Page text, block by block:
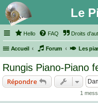
Le
Hello FAQ Droits
Accueil Forum Les
Rungis Piano-Piano
Répondre
1